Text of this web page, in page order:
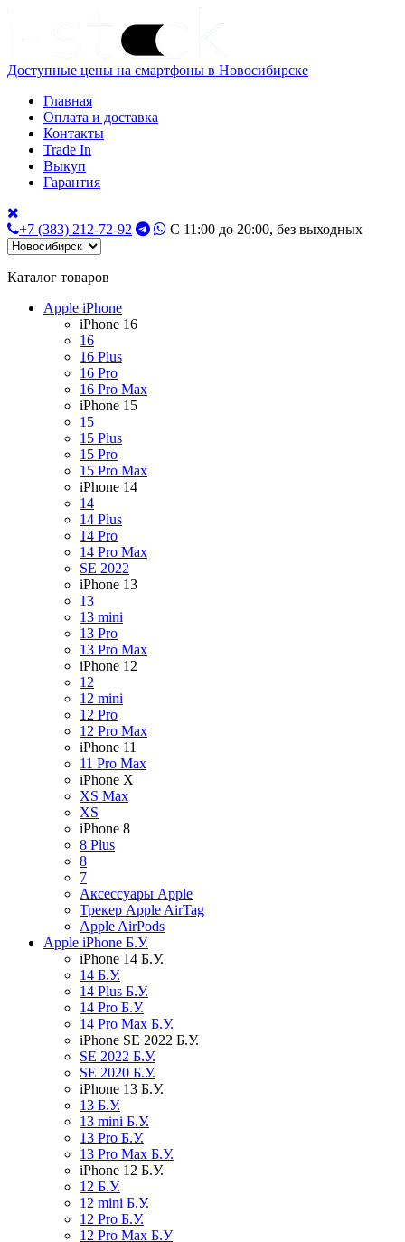
Доступные цены на смартфоны в Новосибирске
Главная
Оплата и доставка
Контакты
Trade In
Выкуп
Гарантия
+7 (383) 212-72-92 С 11:00 до 20:00, без выходных
Каталог товаров
Apple iPhone
iPhone 16
16
16 Plus
16 Pro
16 Pro Max
iPhone 15
15
15 Plus
15 Pro
15 Pro Max
iPhone 14
14
14 Plus
14 Pro
14 Pro Max
SE 2022
iPhone 13
13
13 mini
13 Pro
13 Pro Max
iPhone 12
12
12 mini
12 Pro
12 Pro Max
iPhone 11
11 Pro Max
iPhone X
XS Max
XS
iPhone 8
8 Plus
8
7
Аксессуары Apple
Трекер Apple AirTag
Apple AirPods
Apple iPhone Б.У.
iPhone 14 Б.У.
14 Б.У.
14 Plus Б.У.
14 Pro Б.У.
14 Pro Max Б.У.
iPhone SE 2022 Б.У.
SE 2022 Б.У.
SE 2020 Б.У.
iPhone 13 Б.У.
13 Б.У.
13 mini Б.У.
13 Pro Б.У.
13 Pro Max Б.У.
iPhone 12 Б.У.
12 Б.У.
12 mini Б.У.
12 Pro Б.У.
12 Pro Max Б.У